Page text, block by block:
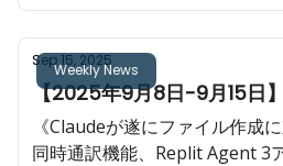
Weekly News
Sep 15, 2025
【2025年9月8日-9月15日
《Claudeが遂にファイル作成
同時通訳機能、Replit Agent 3